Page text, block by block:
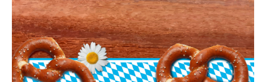
Weiss
Dinslaken